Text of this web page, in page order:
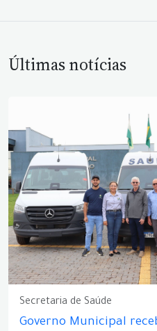
Últimas notícias
Secretaria de Saúde
Governo Municipal